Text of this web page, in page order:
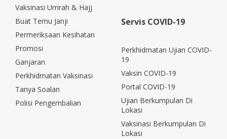
Vaksinasi Umrah & Hajj
Buat Temu Janji
Permeriksaan Kesihatan
Promosi
Ganjaran
Perkhidmatan Vaksinasi
Tanya Soalan
Polisi Pengembalian
Servis COVID-19
Perkhidmatan Ujian COVID-
19
Vaksin COVID-19
Portal COVID-19
Ujian Berkumpulan Di
Lokasi
Vaksinasi Berkumpulan Di
Lokasi